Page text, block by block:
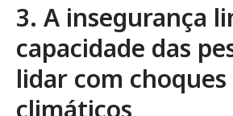
3. A insegurança
capacidade das
lidar com choques
climáticos